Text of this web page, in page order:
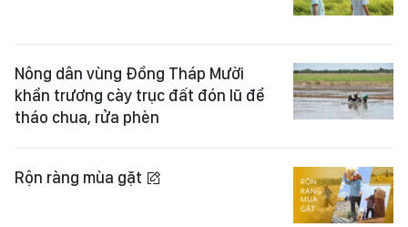
Nông dân vùng Đồng Tháp Mười
khẩn trương cày trục đất đón lũ để
tháo chua, rửa phèn
Rộn ràng mùa gặt